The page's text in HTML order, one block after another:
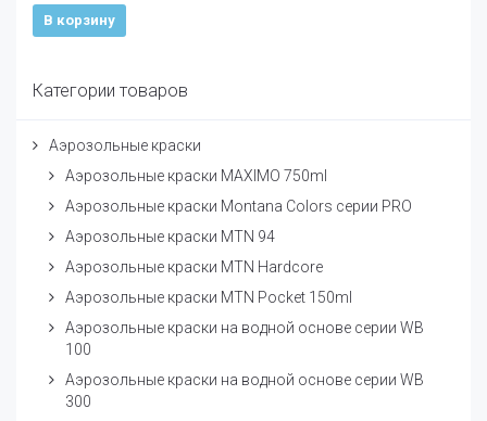
В корзину
Категории товаров
Аэрозольные краски
Аэрозольные краски MAXIMO 750ml
Аэрозольные краски Montana Colors серии PRO
Аэрозольные краски MTN 94
Аэрозольные краски MTN Hardcore
Аэрозольные краски MTN Pocket 150ml
Аэрозольные краски на водной основе серии WB
100
Аэрозольные краски на водной основе серии WB
300